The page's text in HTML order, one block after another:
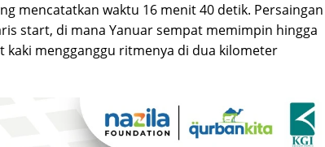
mencatatkan waktu 16 menit 40 detik. Persaingan
start, di mana Yanuar sempat memimpin hingga
mengganggu ritmenya di dua kilometer